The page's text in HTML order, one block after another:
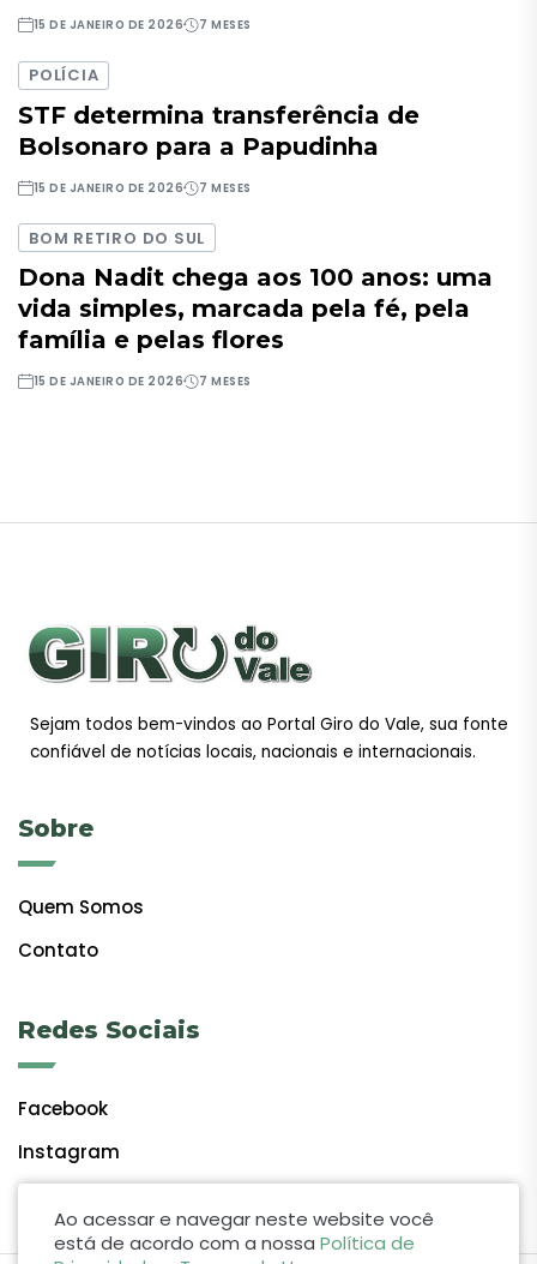
15 DE JANEIRO DE 2026 7 MESES
POLÍCIA
STF determina transferência de
Bolsonaro para a Papudinha
15 DE JANEIRO DE 2026 7 MESES
BOM RETIRO DO SUL
Dona Nadit chega aos 100 anos: uma
vida simples, marcada pela fé, pela
família e pelas flores
15 DE JANEIRO DE 2026 7 MESES
Sejam todos bem-vindos ao Portal Giro do Vale, sua fonte
confiável de notícias locais, nacionais e internacionais.
Sobre
Quem Somos
Contato
Redes Sociais
Facebook
Instagram
Ao acessar e navegar neste website você
está de acordo com a nossa Política de